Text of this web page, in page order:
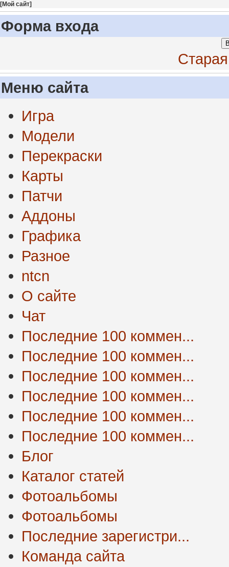
[Мой сайт]
Форма входа
Меню сайта
Игра
Модели
Перекраски
Карты
Патчи
Аддоны
Графика
Разное
ntcn
О сайте
Чат
Последние 100 коммен...
Последние 100 коммен...
Последние 100 коммен...
Последние 100 коммен...
Последние 100 коммен...
Последние 100 коммен...
Блог
Каталог статей
Фотоальбомы
Фотоальбомы
Последние зарегистри...
Команда сайта